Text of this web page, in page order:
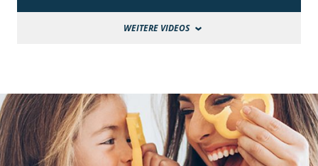
WEITERE VIDEOS